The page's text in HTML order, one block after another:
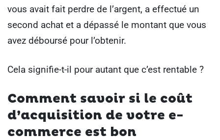
vous avait fait perdre de l’argent, a effectué un
second achat et a dépassé le montant que vous
avez déboursé pour l’obtenir.
Cela signifie-t-il pour autant que c’est rentable ?
Comment savoir si le coût
d’acquisition de votre e-
commerce est bon